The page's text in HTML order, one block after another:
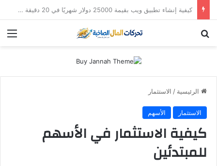
استثمار “سالك” في 2026: هل لا تزال أسهم دبي الذهبية تُدر أرباحاً؟ (دليل التوزيعات والعوائد)
الرئيسية / الاستثمار
الاستثمار الأسهم
كيفية الاستثمار في الأسهم
للمبتدئين